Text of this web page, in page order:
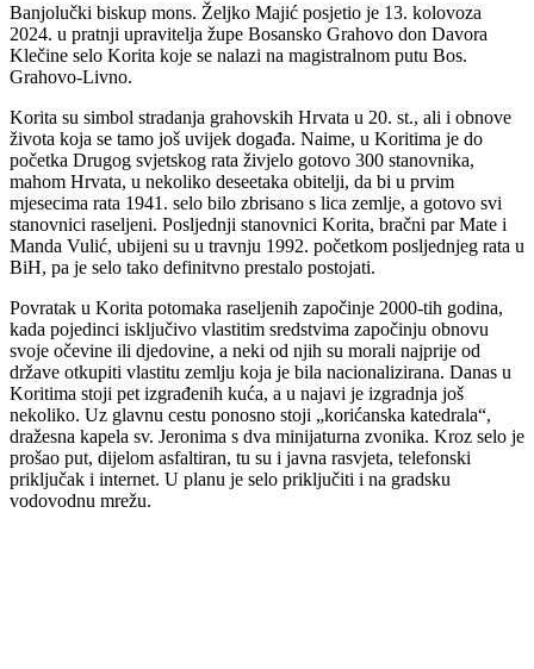
Banjolučki biskup mons. Željko Majić posjetio je 13. kolovoza
2024. u pratnji upravitelja župe Bosansko Grahovo don Davora
Klečine selo Korita koje se nalazi na magistralnom putu Bos.
Grahovo-Livno.
Korita su simbol stradanja grahovskih Hrvata u 20. st., ali i obnove
života koja se tamo još uvijek događa. Naime, u Koritima je do
početka Drugog svjetskog rata živjelo gotovo 300 stanovnika,
mahom Hrvata, u nekoliko deseetaka obitelji, da bi u prvim
mjesecima rata 1941. selo bilo zbrisano s lica zemlje, a gotovo svi
stanovnici raseljeni. Posljednji stanovnici Korita, bračni par Mate i
Manda Vulić, ubijeni su u travnju 1992. početkom posljednjeg rata u
BiH, pa je selo tako definitvno prestalo postojati.
Povratak u Korita potomaka raseljenih započinje 2000-tih godina,
kada pojedinci isključivo vlastitim sredstvima započinju obnovu
svoje očevine ili djedovine, a neki od njih su morali najprije od
države otkupiti vlastitu zemlju koja je bila nacionalizirana. Danas u
Koritima stoji pet izgrađenih kuća, a u najavi je izgradnja još
nekoliko. Uz glavnu cestu ponosno stoji „korićanska katedrala“,
dražesna kapela sv. Jeronima s dva minijaturna zvonika. Kroz selo je
prošao put, dijelom asfaltiran, tu su i javna rasvjeta, telefonski
priključak i internet. U planu je selo priključiti i na gradsku
vodovodnu mrežu.